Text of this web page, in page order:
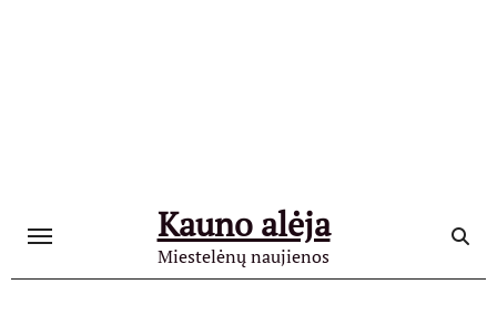
Kauno alėja
Miestelėnų naujienos